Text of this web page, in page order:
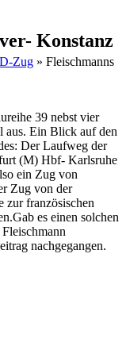
Konstanz
D-Zug » Fleischmanns
39 nebst vier
aus. Ein Blick auf den
Der Laufweg der
(M) Hbf- Karlsruhe
ein Zug von
Zug von der
zur französischen
es einen solchen
nachgegangen.